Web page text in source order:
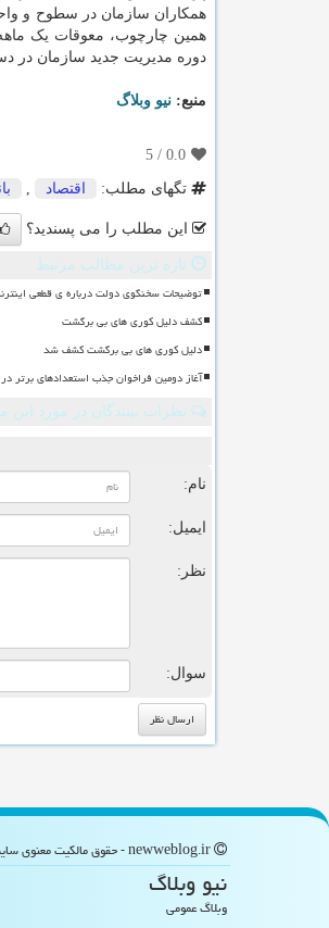
همکاران سازمان در سطوح و
همین چارچوب، معوقات یک
دوره مدیریت جدید سازمان در
منبع: نیو وبلاگ
0.0
/
5
تگهای مطلب:
اقتصاد
این مطلب را می پسندید؟
تازه ترین مطالب مرتبط
توضیحات سخنگوی دولت درباره ی قطعی
کشف دلیل کوری های بی برگشت
دلیل کوری های بی برگشت کشف شد
آغاز دومین فراخوان جذب استعدادهای
نظرات بینندگان در مورد
نام:
ایمیل:
نظر:
سوال:
نیو وبلاگ
وبلاگ عمومی